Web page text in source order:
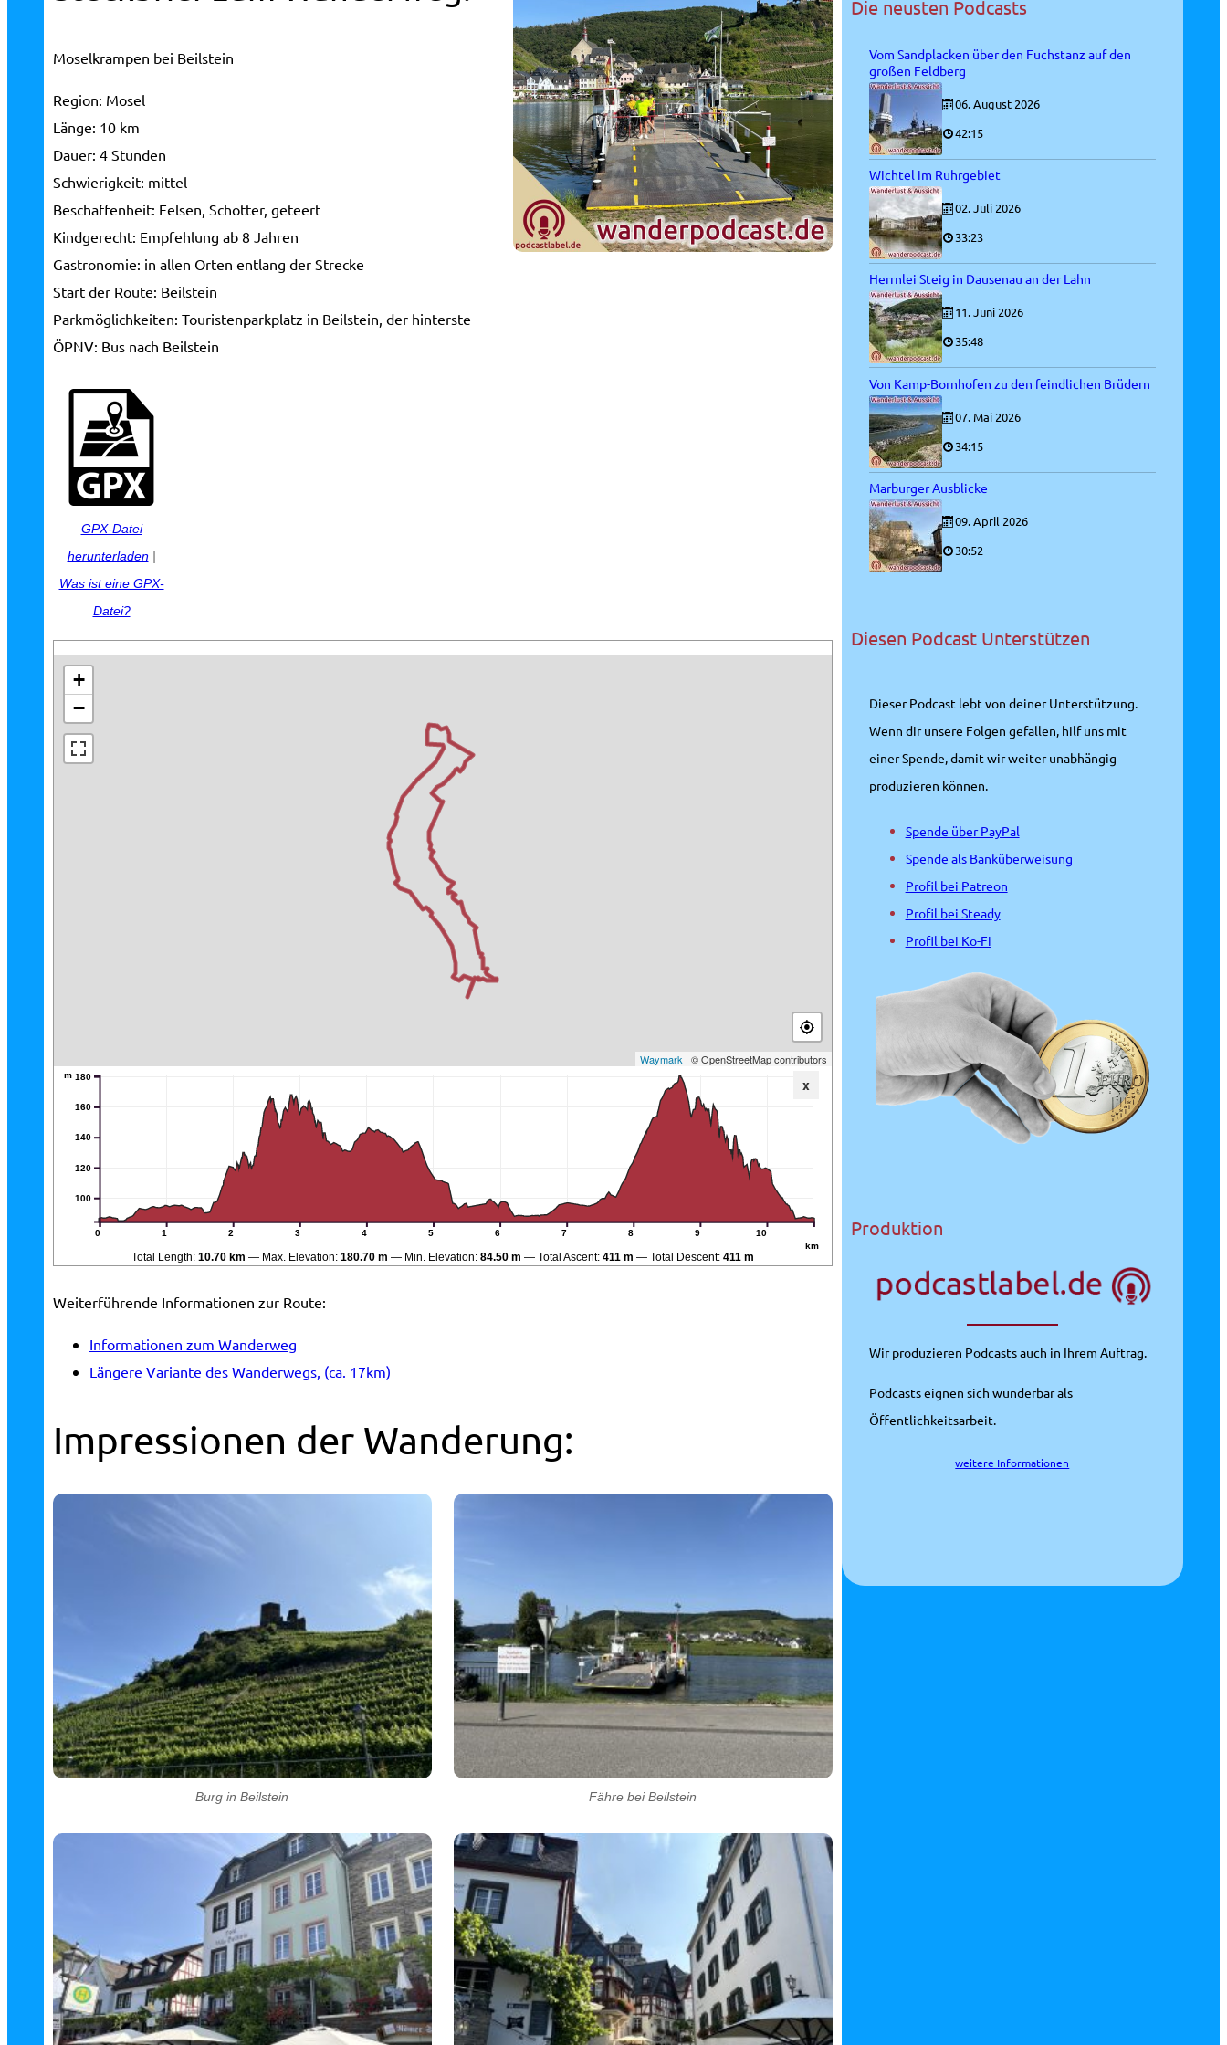
Moselkrampen bei Beilstein
Region: Mosel
Länge: 10 km
Dauer: 4 Stunden
Schwierigkeit: mittel
Beschaffenheit: Felsen, Schotter, geteert
Kindgerecht: Empfehlung ab 8 Jahren
Gastronomie: in allen Orten entlang der Strecke
Start der Route: Beilstein
Parkmöglichkeiten: Touristenparkplatz in Beilstein, der hinterste
ÖPNV: Bus nach Beilstein
GPX-Datei
herunterladen|
Was ist eine GPX-
Datei?
+
−
Waymark | © OpenStreetMap contributors
x
0 1 2 3 4 5 6 7 8 9 10
km
100
120
140
160
180
m
Total Length: 10.70 km Max. Elevation: 180.70 m Min. Elevation: 84.50 m Total Ascent: 411 m Total Descent: 411 m
Weiterführende Informationen zur Route:
Informationen zum Wanderweg
Längere Variante des Wanderwegs, (ca. 17km)
Impressionen der Wanderung:
Burg in Beilstein Fähre bei Beilstein
Die neusten Podcasts
Vom Sandplacken über den Fuchstanz auf den
großen Feldberg
06. August 2026
42:15
Wichtel im Ruhrgebiet
02. Juli 2026
33:23
Herrnlei Steig in Dausenau an der Lahn
11. Juni 2026
35:48
Von Kamp-Bornhofen zu den feindlichen Brüdern
07. Mai 2026
34:15
Marburger Ausblicke
09. April 2026
30:52
Diesen Podcast Unterstützen
Dieser Podcast lebt von deiner Unterstützung.
Wenn dir unsere Folgen gefallen, hilf uns mit
einer Spende, damit wir weiter unabhängig
produzieren können.
Spende über PayPal
Spende als Banküberweisung
Profil bei Patreon
Profil bei Steady
Profil bei Ko-Fi
Produktion
Wir produzieren Podcasts auch in Ihrem Auftrag.
Podcasts eignen sich wunderbar als
Öffentlichkeitsarbeit.
weitere Informationen